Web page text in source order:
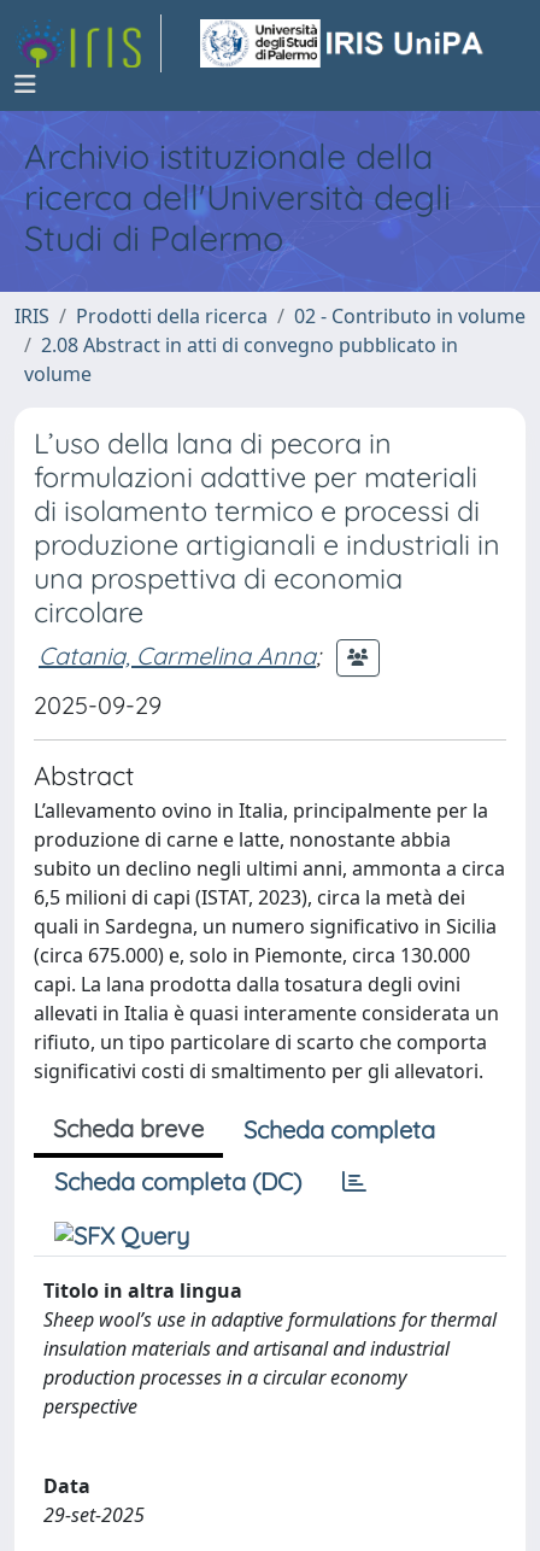
Archivio istituzionale della
ricerca dell'Università degli
Studi di Palermo
IRIS Prodotti della ricerca
02 - Contributo in volume
2.08 Abstract in atti di convegno pubblicato in
volume
L’uso della lana di pecora in
formulazioni adattive per materiali
di isolamento termico e processi di
produzione artigianali e industriali in
una prospettiva di economia
circolare
Catania, Carmelina Anna;
2025-09-29
Abstract
L’allevamento ovino in Italia, principalmente per la
produzione di carne e latte, nonostante abbia
subito un declino negli ultimi anni, ammonta a circa
6,5 milioni di capi (ISTAT, 2023), circa la metà dei
quali in Sardegna, un numero significativo in Sicilia
(circa 675.000) e, solo in Piemonte, circa 130.000
capi. La lana prodotta dalla tosatura degli ovini
allevati in Italia è quasi interamente considerata un
rifiuto, un tipo particolare di scarto che comporta
significativi costi di smaltimento per gli allevatori.
Scheda breve
Scheda completa
Scheda completa (DC)
Titolo in altra lingua
Sheep wool’s use in adaptive formulations for thermal
insulation materials and artisanal and industrial
production processes in a circular economy
perspective
Data
29-set-2025